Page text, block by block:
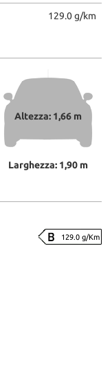
129.0 g/km
Altezza: 1,66 m
Larghezza: 1,90 m
129.0 g/Km